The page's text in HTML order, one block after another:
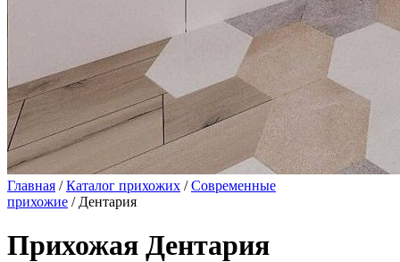
Главная /Каталог прихожих /Современные
прихожие / Дентария
Прихожая Дентария